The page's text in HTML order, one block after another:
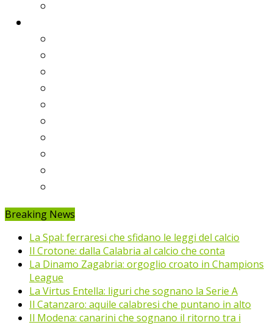
Breaking News
La Spal: ferraresi che sfidano le leggi del calcio
Il Crotone: dalla Calabria al calcio che conta
La Dinamo Zagabria: orgoglio croato in Champions
League
La Virtus Entella: liguri che sognano la Serie A
Il Catanzaro: aquile calabresi che puntano in alto
Il Modena: canarini che sognano il ritorno tra i